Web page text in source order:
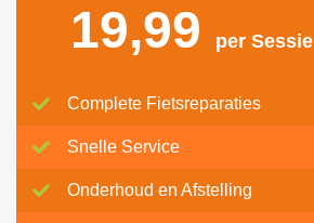
19,99 per Sessie
Complete Fietsreparaties
Snelle Service
Onderhoud en Afstelling